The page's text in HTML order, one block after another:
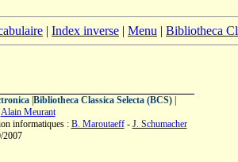
| Index inverse | Menu | Bibliotheca
| Bibliotheca Classica Selecta (BCS)|
Alain Meurant
informatiques : B. Maroutaeff- J. Schumacher
2007